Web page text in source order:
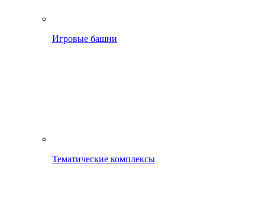
Игровые башни
Тематические комплексы